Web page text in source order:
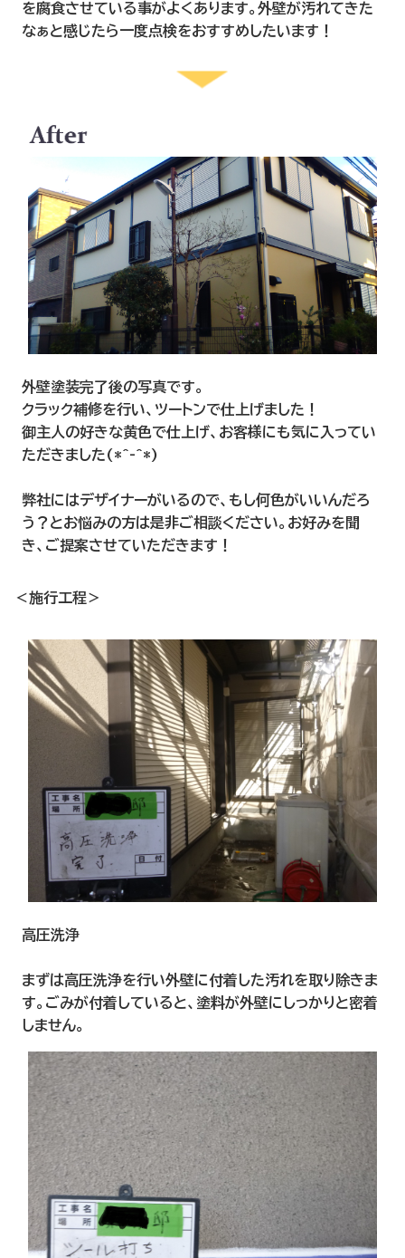
を腐食させている事がよくあります。外壁が汚れてきた
なぁと感じたら一度点検をおすすめしたいます！
外壁塗装完了後の写真です。
クラック補修を行い、ツートンで仕上げました！
御主人の好きな黄色で仕上げ、お客様にも気に入ってい
ただきました(*^-^*)
弊社にはデザイナーがいるので、もし何色がいいんだろ
う？とお悩みの方は是非ご相談ください。お好みを聞
き、ご提案させていただきます！
＜施行工程＞
高圧洗浄
まずは高圧洗浄を行い外壁に付着した汚れを取り除きま
す。ごみが付着していると、塗料が外壁にしっかりと密着
しません。